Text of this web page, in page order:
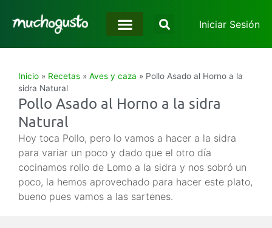
Iniciar Sesión
Inicio » Recetas » Aves y caza » Pollo Asado al Horno a la
sidra Natural
Pollo Asado al Horno a la sidra
Natural
Hoy toca Pollo, pero lo vamos a hacer a la sidra
para variar un poco y dado que el otro día
cocinamos rollo de Lomo a la sidra y nos sobró un
poco, la hemos aprovechado para hacer este plato,
bueno pues vamos a las sartenes.